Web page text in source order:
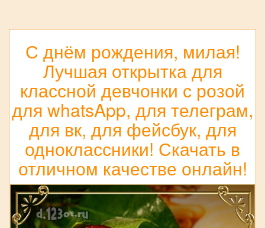
С днём рождения, милая!
Лучшая открытка для
классной девчонки с розой
для whatsApp, для телеграм,
для вк, для фейсбук, для
одноклассники! Скачать в
отличном качестве онлайн!